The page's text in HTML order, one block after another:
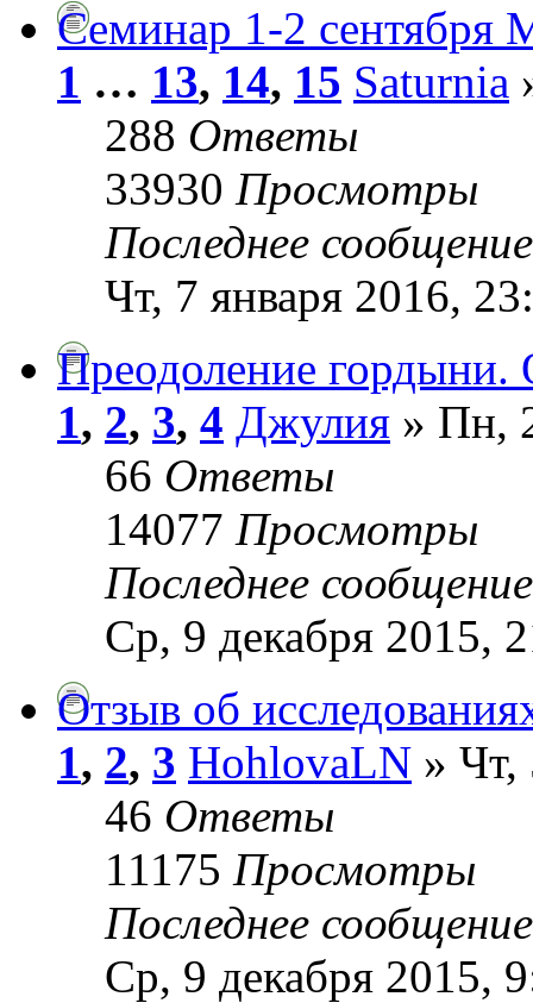
Семинар 1-2 сентября
1 … 13, 14, 15 Saturnia
288 Ответы
33930 Просмотры
Последнее
Чт, 7 января 2016,
Преодоление гордыни.
1, 2, 3, 4 Джулия » Пн,
66 Ответы
14077 Просмотры
Последнее
Ср, 9 декабря 2015,
Отзыв об
1, 2, 3 HohlovaLN » Чт,
46 Ответы
11175 Просмотры
Последнее
Ср, 9 декабря 2015,